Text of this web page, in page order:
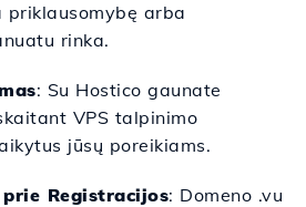
arba
rinka.
: Su Hostico gaunate
VPS talpinimo
jūsų poreikiams.
Registracijos: Domeno .vu